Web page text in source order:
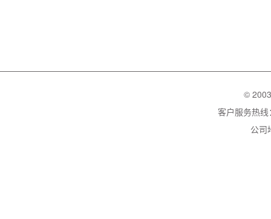
©
客户服务热
公司